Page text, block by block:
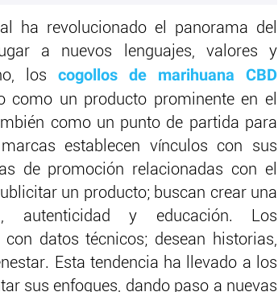
ha revolucionado el panorama del
a nuevos lenguajes, valores y
loscogollos de marihuana CBD
como un producto prominente en el
como un punto de partida para
establecen vínculos con sus
de promoción relacionadas con el
un producto; buscan crear una
autenticidad y educación. Los
datos técnicos; desean historias,
Esta tendencia ha llevado a los
sus enfoques, dando paso a nuevas